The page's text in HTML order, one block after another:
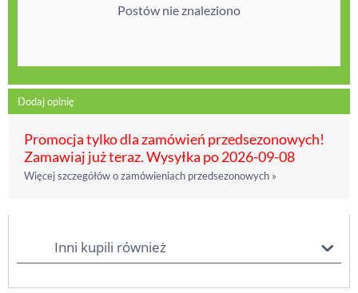
Postów nie znaleziono
Dodaj opinię
Promocja tylko dla zamówień przedsezonowych!
Zamawiaj już teraz. Wysyłka po 2026-09-08
Więcej szczegółów o zamówieniach przedsezonowych »
Inni kupili również